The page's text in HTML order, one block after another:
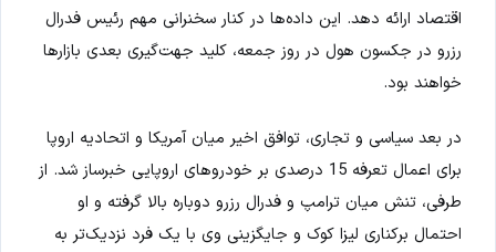
اقتصاد ارائه دهد. این داده‌ها در کنار سخنرانی مهم رئیس فدرال
رزرو در جکسون هول در روز جمعه، کلید جهت‌گیری بعدی بازارها
خواهند بود.
در بعد سیاسی و تجاری، توافق اخیر میان آمریکا و اتحادیه اروپا
برای اعمال تعرفه 15 درصدی بر خودروهای اروپایی خبرساز شد. از
طرفی، تنش میان ترامپ و فدرال رزرو دوباره بالا گرفته و او
احتمال برکناری لیزا کوک و جایگزینی وی با یک فرد نزدیک‌تر به